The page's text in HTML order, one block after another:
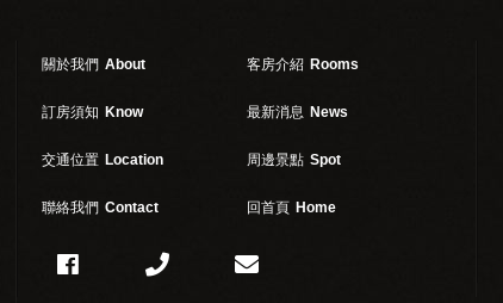
關於我們 About 客房介紹 Rooms
訂房須知 Know 最新消息 News
交通位置 Location 周邊景點 Spot
聯絡我們 Contact 回首頁 Home